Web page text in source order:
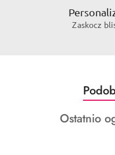
Zaskocz
Pomiń karuzelę
o
Produkty
Ostatnio